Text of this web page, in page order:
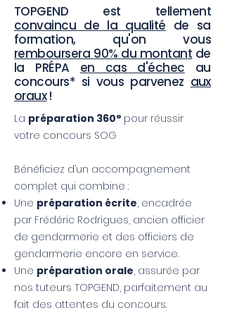
TOPGEND est tellement
convaincu de la qualité de sa
formation, qu'on vous
remboursera 90% du montant de
la PRÉPA en cas d'échec au
concours* si vous parvenez aux
oraux!
La préparation 360° pour réussir
votre concours SOG
Bénéficiez d’un accompagnement
complet qui combine :
Une préparation écrite, encadrée
par Frédéric Rodrigues, ancien officier
de gendarmerie et des officiers de
gendarmerie encore en service.
Une préparation orale, assurée par
nos tuteurs TOPGEND, parfaitement au
fait des attentes du concours.